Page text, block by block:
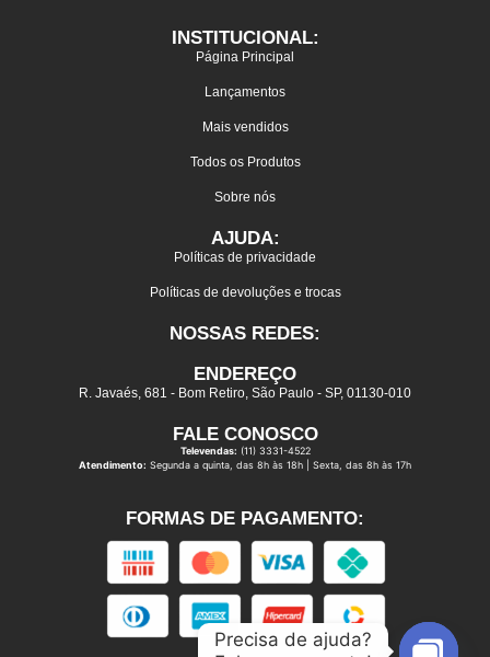
INSTITUCIONAL:
Página Principal
Lançamentos
Mais vendidos
Todos os Produtos
Sobre nós
AJUDA:
Políticas de privacidade
Políticas de devoluções e trocas
NOSSAS REDES:
ENDEREÇO
R. Javaés, 681 - Bom Retiro, São Paulo - SP, 01130-010
FALE CONOSCO
Televendas: (11) 3331-4522
Atendimento: Segunda a quinta, das 8h às 18h | Sexta, das 8h às 17h
FORMAS DE PAGAMENTO:
Precisa de ajuda?